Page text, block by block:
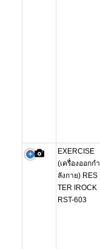
EXERCISE
(เครื่องออกกำ
ลังกาย) RES
TER IROCK
RST-603